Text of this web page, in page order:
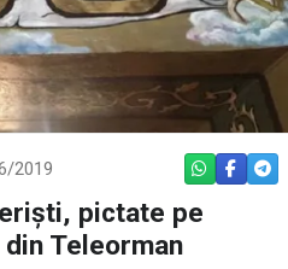
2019 WHATSAPP
pictate pe
Teleorman